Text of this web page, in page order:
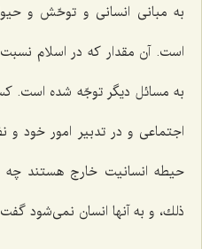
به مبانی انسانی و توحّش و
است. آن مقدار كه در اسلام
به مسائل دیگر توجّه شده است.
اجتماعی و در تدبیر امور خود و
حیطه انسانیت خارج هستند چه
ذلك، و به آنها انسان نمی‌شود